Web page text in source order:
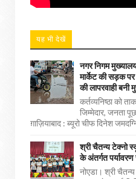
यह भी देखें
नगर निगम
मार्केट की सड़क पर
की लापरवाही बनी
कर्तव्यनिष्ठा को
जिम्मेदार, जनता
ग़ाज़ियाबाद : ब्यूरो चीफ दिनेश
श्री चैतन्य टेक्नो
के अंतर्गत
नोएडा। श्री